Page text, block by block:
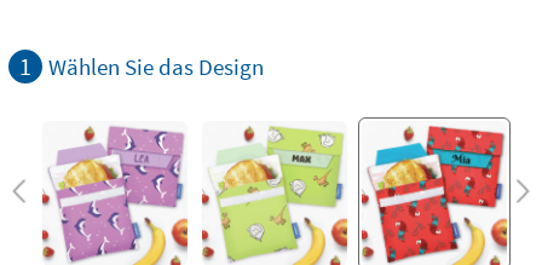
1 Wählen Sie das Design